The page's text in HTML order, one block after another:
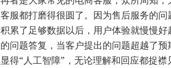
客服都打磨得很圆了。因为售后服务的
积累了足够数据以后，用户体验就慢慢
的问题答复，当客户提出的问题超越了
显得“人工智障”，无论理解和回应都捉襟